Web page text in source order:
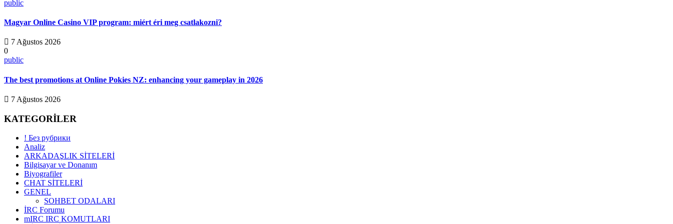
public
Magyar Online Casino VIP program: miért éri meg csatlakozni?
7 Ağustos 2026
0
public
The best promotions at Online Pokies NZ: enhancing your gameplay in 2026
7 Ağustos 2026
KATEGORİLER
! Без рубрики
Analiz
ARKADAŞLIK SİTELERİ
Bilgisayar ve Donanım
Biyografiler
CHAT SİTELERİ
GENEL
SOHBET ODALARI
İRC Forumu
mIRC IRC KOMUTLARI